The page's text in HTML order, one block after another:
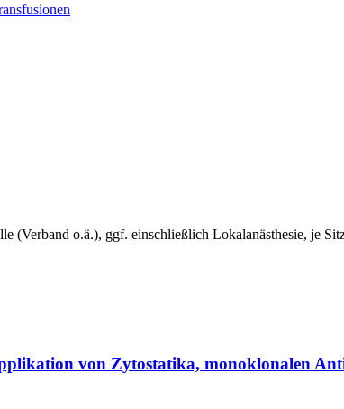
(Verband o.ä.), ggf. einschließlich Lokalanästhesie, je
von Zytostatika, monoklonalen